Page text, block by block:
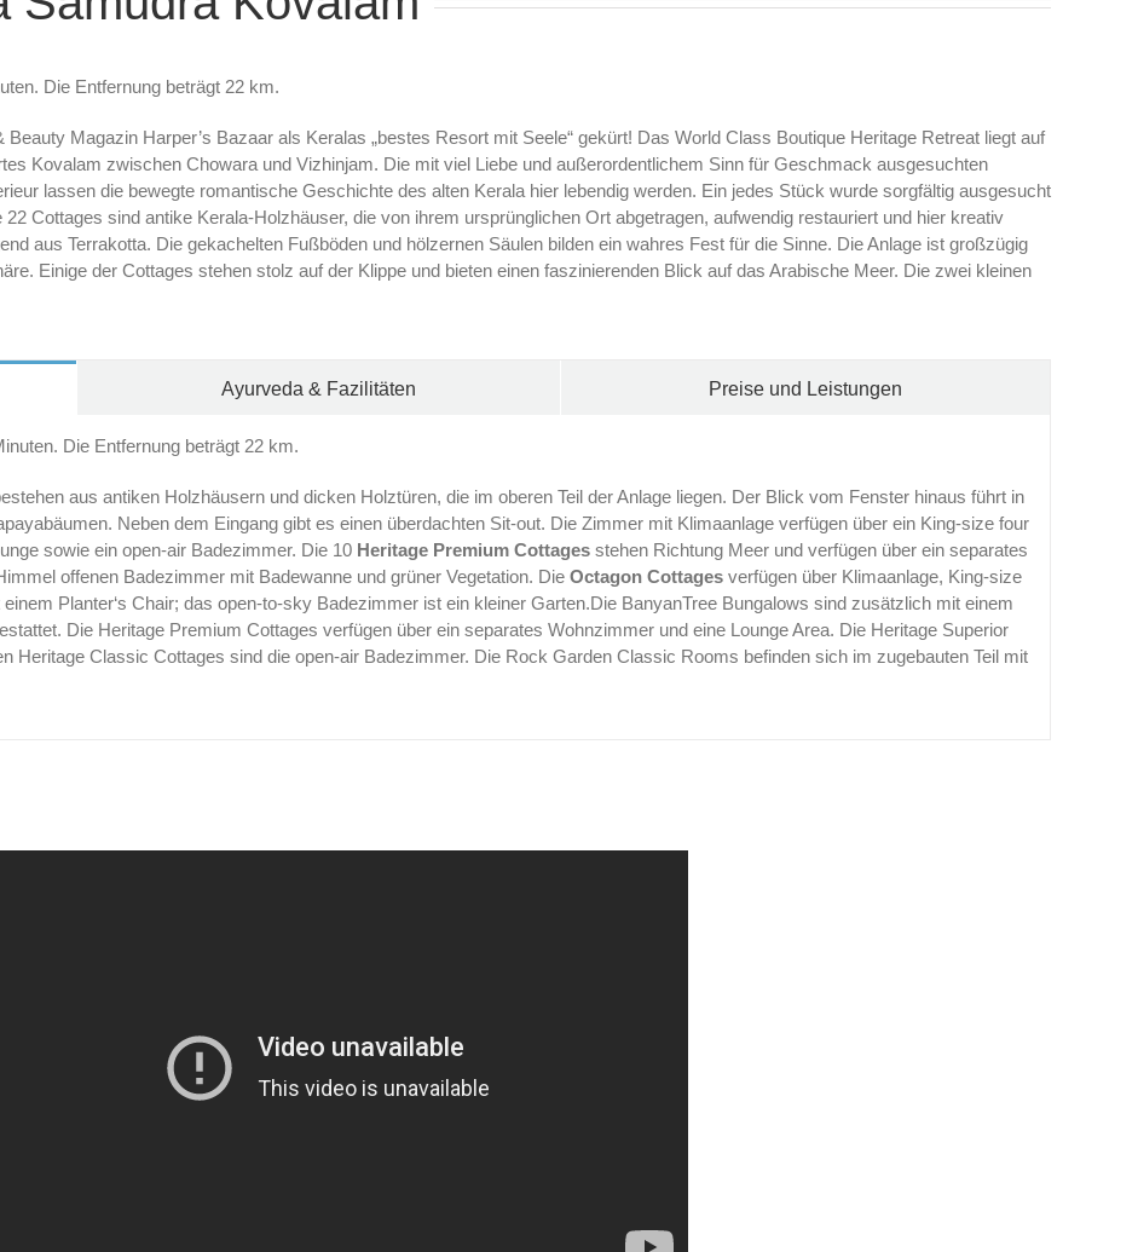
Die Entfernung beträgt 22 km.
Magazin Harper’s Bazaar als Keralas „bestes Resort mit Seele“ gekürt! Das World Class Boutique Heritage Retreat liegt auf
Kovalam zwischen Chowara und Vizhinjam. Die mit viel Liebe und außerordentlichem Sinn für Geschmack ausgesuchten
lassen die bewegte romantische Geschichte des alten Kerala hier lebendig werden. Ein jedes Stück wurde sorgfältig ausgesucht
Cottages sind antike Kerala-Holzhäuser, die von ihrem ursprünglichen Ort abgetragen, aufwendig restauriert und hier kreativ
aus Terrakotta. Die gekachelten Fußböden und hölzernen Säulen bilden ein wahres Fest für die Sinne. Die Anlage ist großzügig
Einige der Cottages stehen stolz auf der Klippe und bieten einen faszinierenden Blick auf das Arabische Meer. Die zwei kleinen
Ayurveda & Fazilitäten Preise und Leistungen
Die Entfernung beträgt 22 km.
aus antiken Holzhäusern und dicken Holztüren, die im oberen Teil der Anlage liegen. Der Blick vom Fenster hinaus führt in
Neben dem Eingang gibt es einen überdachten Sit-out. Die Zimmer mit Klimaanlage verfügen über ein King-size four
sowie ein open-air Badezimmer. Die 10 Heritage Premium Cottagesstehen Richtung Meer und verfügen über ein separates
offenen Badezimmer mit Badewanne und grüner Vegetation. Die Octagon Cottagesverfügen über Klimaanlage, King-size
Planter‘s Chair; das open-to-sky Badezimmer ist ein kleiner Garten.Die BanyanTree Bungalows sind zusätzlich mit einem
Die Heritage Premium Cottages verfügen über ein separates Wohnzimmer und eine Lounge Area. Die Heritage Superior
Heritage Classic Cottages sind die open-air Badezimmer. Die Rock Garden Classic Rooms befinden sich im zugebauten Teil mit